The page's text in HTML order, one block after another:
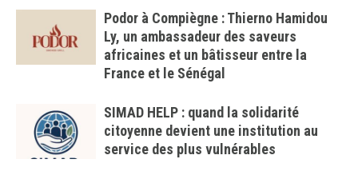
Podor à Compiègne : Thierno Hamidou
Ly, un ambassadeur des saveurs
africaines et un bâtisseur entre la
France et le Sénégal
SIMAD HELP : quand la solidarité
citoyenne devient une institution au
service des plus vulnérables